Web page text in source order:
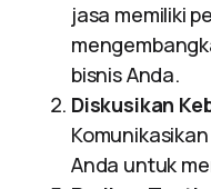
jasa memiliki
bisnis Anda.
Diskusikan
Anda untuk